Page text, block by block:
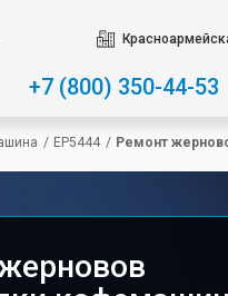
+7 (800) 350-44-53
/ EP5444 / Ремонт